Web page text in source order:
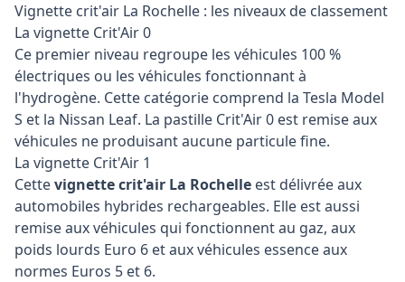
Vignette crit'air La Rochelle : les niveaux de classement
La vignette Crit'Air 0
Ce premier niveau regroupe les véhicules 100 %
électriques ou les véhicules fonctionnant à
l'hydrogène. Cette catégorie comprend la Tesla Model
S et la Nissan Leaf. La pastille Crit'Air 0 est remise aux
véhicules ne produisant aucune particule fine.
La vignette Crit'Air 1
Cettevignette crit'air La Rochelle est délivrée aux
automobiles hybrides rechargeables. Elle est aussi
remise aux véhicules qui fonctionnent au gaz, aux
poids lourds Euro 6 et aux véhicules essence aux
normes Euros 5 et 6.